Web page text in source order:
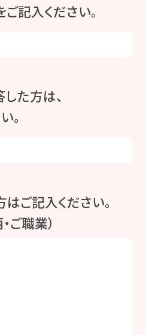
記入ください。
た方は、
。
ご記入ください。
ご職業）